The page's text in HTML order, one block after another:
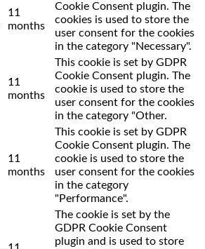
11
months
Cookie Consent plugin. The
cookies is used to store the
user consent for the cookies
in the category "Necessary".
11
months
This cookie is set by GDPR
Cookie Consent plugin. The
cookie is used to store the
user consent for the cookies
in the category "Other.
11
months
This cookie is set by GDPR
Cookie Consent plugin. The
cookie is used to store the
user consent for the cookies
in the category
"Performance".
The cookie is set by the
GDPR Cookie Consent
plugin and is used to store